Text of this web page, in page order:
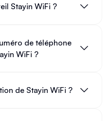
Stayin WiFi ?
de téléphone
WiFi ?
de Stayin WiFi ?